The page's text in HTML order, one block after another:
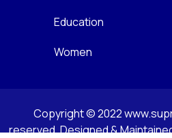
Education
Women
Copyright © 2022
reserved. Designed &